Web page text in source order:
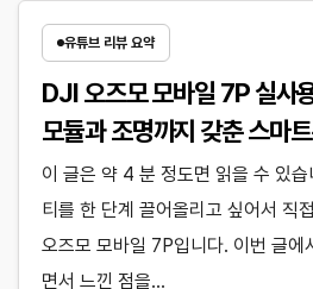
유튜브 리뷰 요약
DJI 오즈모 모바일 7P 실사
모듈과 조명까지 갖춘 스마
이 글은 약 4 분 정도면 읽을 수 있습
티를 한 단계 끌어올리고 싶어서 직
오즈모 모바일 7P입니다. 이번 글에
면서 느낀 점을…